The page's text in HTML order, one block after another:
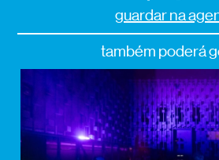
guardar na
também poderá